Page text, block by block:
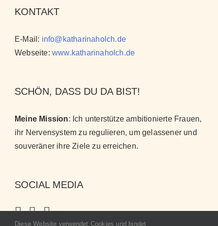
KONTAKT
E-Mail: info@katharinaholch.de
Webseite: www.katharinaholch.de
SCHÖN, DASS DU DA BIST!
Meine Mission: Ich unterstütze ambitionierte Frauen,
ihr Nervensystem zu regulieren, um gelassener und
souveräner ihre Ziele zu erreichen.
SOCIAL MEDIA
Diese Website verwendet Cookies und bindet